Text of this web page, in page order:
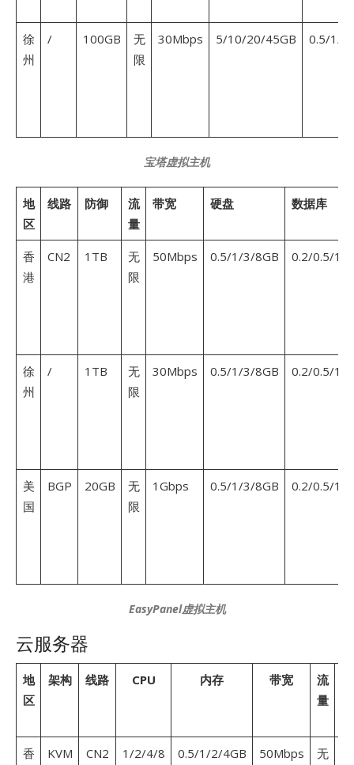
徐
州
/ 100GB
无
限
30Mbps 5/10/20/45GB 0.5/1/
宝塔虚拟主机
地
区
线路 防御
流
量
带宽 硬盘 数据库
香
港
CN2 1TB
无
限
50Mbps 0.5/1/3/8GB 0.2/0.5/
徐
州
/ 1TB
无
限
30Mbps 0.5/1/3/8GB 0.2/0.5/
美
国
BGP 20GB
无
限
1Gbps 0.5/1/3/8GB 0.2/0.5/
EasyPanel虚拟主机
云服务器
地
区
架构 线路 CPU 内存 带宽
流
量
香
KVM CN2
1/2/4/8
0.5/1/2/4GB 50Mbps
无